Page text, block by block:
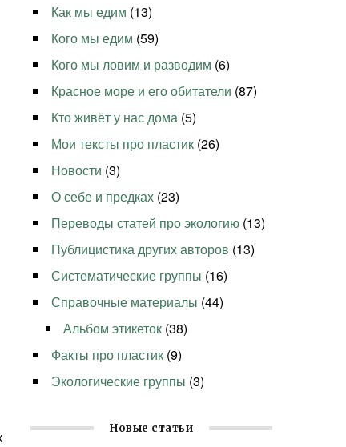
Как мы едим (13)
Кого мы едим (59)
Кого мы ловим и разводим (6)
Красное море и его обитатели (87)
Кто живёт у нас дома (5)
Мои тексты про пластик (26)
Новости (3)
О себе и предках (23)
Переводы статей про экологию (13)
Публицистика других авторов (13)
Систематические группы (16)
Справочные материалы (44)
Альбом этикеток (38)
Факты про пластик (9)
Экологические группы (3)
Новые статьи